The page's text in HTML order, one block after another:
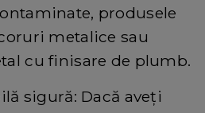
produsele
metalice sau
cu finisare de plumb.
sigură: Dacă aveți